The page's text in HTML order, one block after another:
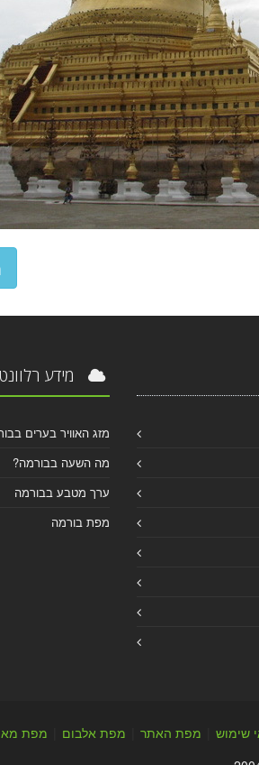
מידע
מזג האוויר בערים
מה השעה בבורמה?
ערך מטבע בבורמה
מפת בורמה
שימוש מפת האתר מפת אלבום
מפת